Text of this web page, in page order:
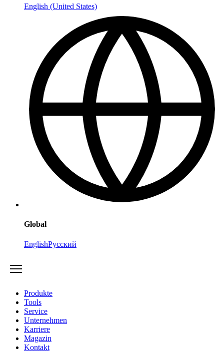
English (United States)
Global
EnglishРусский
Produkte
Tools
Service
Unternehmen
Karriere
Magazin
Kontakt